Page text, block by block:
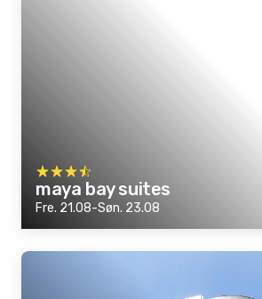
maya bay suites
Fre. 21.08-Søn. 23.08